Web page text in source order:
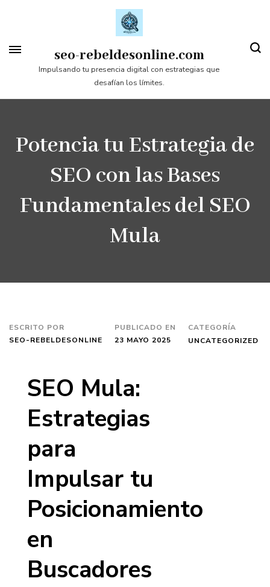
contenido
(presiona
seo-rebeldesonline.com
Impulsando tu presencia digital con estrategias que
desafían los límites.
Potencia tu Estrategia de
SEO con las Bases
Fundamentales del SEO
Mula
ESCRITO POR
SEO-REBELDESONLINE
PUBLICADO EN
23 MAYO 2025
CATEGORÍA
UNCATEGORIZED
SEO Mula:
Estrategias
para
Impulsar tu
Posicionamiento
en
Buscadores